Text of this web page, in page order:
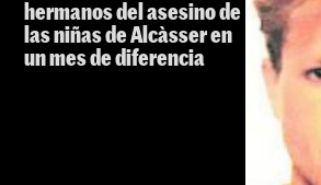
hermanos del asesino de
las niñas de Alcàsser en
un mes de diferencia